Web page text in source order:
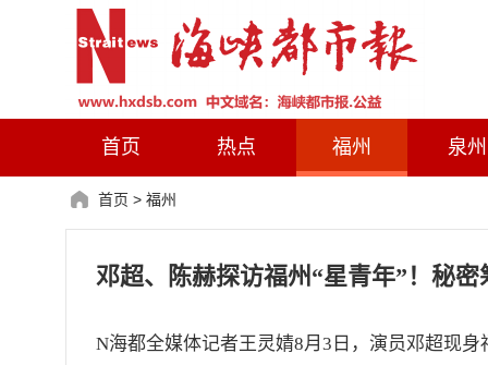
首页 热点 福州 泉州
首页 > 福州
N海都全媒体记者王灵婧8月3日，演员邓超现身